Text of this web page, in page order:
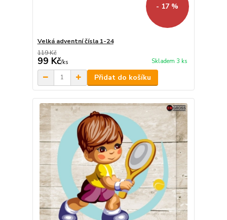
- 17 %
Velká adventní čísla 1-24
119 Kč
99 Kč/ks Skladem 3 ks
Přidat do košíku